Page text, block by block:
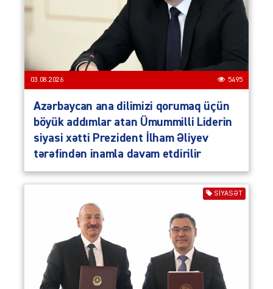
03.08.2026 5495
Azərbaycan ana dilimizi qorumaq üçün
böyük addımlar atan Ümummilli Liderin
siyasi xətti Prezident İlham Əliyev
tərəfindən inamla davam etdirilir
SIYASƏT